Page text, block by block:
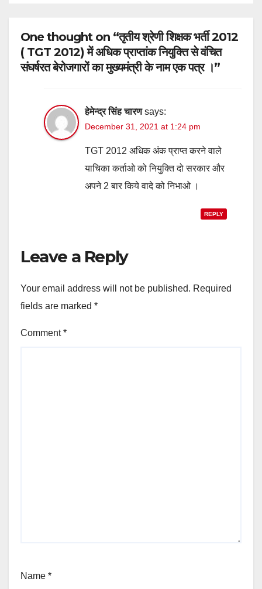
One thought on “तृतीय श्रेणी शिक्षक भर्ती 2012
( TGT 2012) में अधिक प्राप्तांक नियुक्ति से वंचित
संघर्षरत बेरोजगारों का मुख्यमंत्री के नाम एक पत्र ।”
हेमेन्द्र सिंह चारण says:
December 31, 2021 at 1:24 pm
TGT 2012 अधिक अंक प्राप्त करने वाले
याचिका कर्ताओ को नियुक्ति दो सरकार और
अपने 2 बार किये वादे को निभाओ ।
REPLY
Leave a Reply
Your email address will not be published. Required
fields are marked *
Comment*
Name *